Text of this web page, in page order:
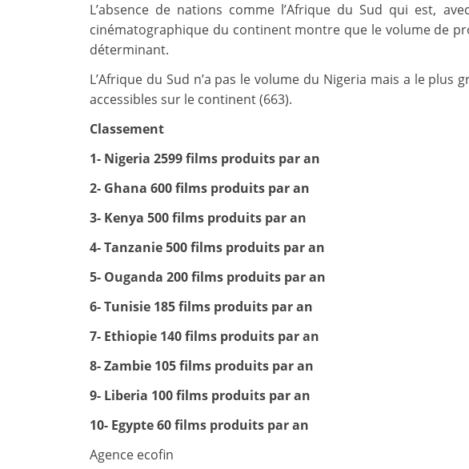
L’absence de nations comme l’Afrique du Sud qui est,
cinématographique du continent montre que le volume de
déterminant.
L’Afrique du Sud n’a pas le volume du Nigeria mais a le plus
accessibles sur le continent (663).
Classement
1- Nigeria 2599 films produits par an
2- Ghana 600 films produits par an
3- Kenya 500 films produits par an
4- Tanzanie 500 films produits par an
5- Ouganda 200 films produits par an
6- Tunisie 185 films produits par an
7- Ethiopie 140 films produits par an
8- Zambie 105 films produits par an
9- Liberia 100 films produits par an
10- Egypte 60 films produits par an
Agence ecofin